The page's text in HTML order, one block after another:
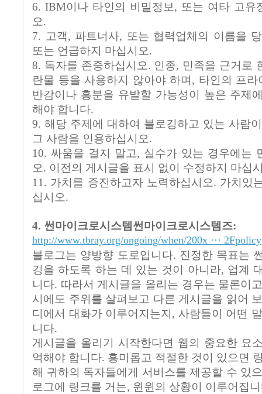
6. IBM이나 타인의 비밀정보, 또는 여타 고유
오.
7. 고객, 파트너사, 또는 협력업체의 이름을
또는 언급하지 마십시오.
8. 독자를 존중하십시오. 인종, 민족을 근거로
란물 등을 사용하지 않아야 하며, 타인의 프
반감이나 흥분을 유발할 가능성이 높은 주제
해야 합니다.
9. 해당 주제에 대하여 블로깅하고 있는 사람
그 사람을 인용하십시오.
10. 싸움을 걸지 말고, 실수가 있는 경우에는
오. 이전의 게시글을 표시 없이 수정하지 마십
11. 가치를 증진하고자 노력하십시오. 가치있
십시오.
4. 썬마이크로시스템썬마이크로시스템즈:
http://www.tbray.org/ongoing/when/200x ··· 2Fpolicy
블로그는 양방향 도로입니다. 진정한 목표는
깅을 하도록 하는 데 있는 것이 아니라, 업계
니다. 따라서 게시글을 올리는 경우는 물론이
시에도 주위를 살펴보고 다른 게시글을 읽어
디에서 대화가 이루어지는지, 사람들이 어떤
니다.
게시글을 올리기 시작한다면 웹의 중요한 요
억해야 합니다. 흥미롭고 적절한 것이 있으면
해 귀하의 독자들에게 서비스를 제공할 수 있
로그에 링크를 거는, 윈윈의 상황이 이루어집